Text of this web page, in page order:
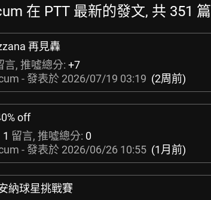
在 PTT 最新的發文, 共 351 篇
再見轟
言, 推噓總分: +7
- 發表於 2026/07/19 03:19 (2周前)
off
1 留言, 推噓總分: 0
- 發表於 2026/06/26 10:55 (1月前)
納球星挑戰賽